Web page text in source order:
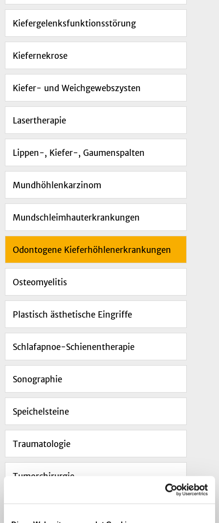
Kiefergelenksfunktionsstörung
Kiefernekrose
Kiefer- und Weichgewebszysten
Lasertherapie
Lippen-, Kiefer-, Gaumenspalten
Mundhöhlenkarzinom
Mundschleimhauterkrankungen
Odontogene Kieferhöhlenerkrankungen
Osteomyelitis
Plastisch ästhetische Eingriffe
Schlafapnoe-Schienentherapie
Sonographie
Speichelsteine
Traumatologie
Tumorchirurgie